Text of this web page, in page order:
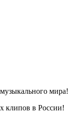
мира!
клипов в России!